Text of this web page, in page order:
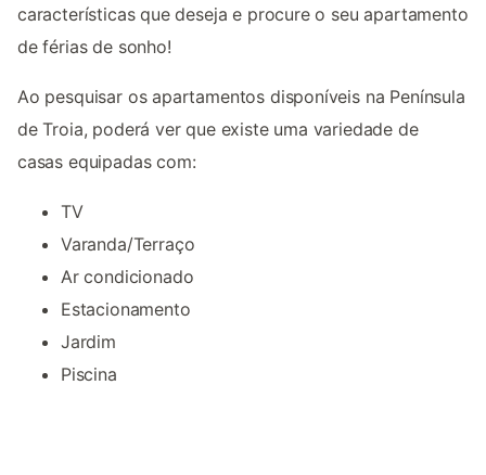
características que deseja e procure o seu apartamento
de férias de sonho!
Ao pesquisar os apartamentos disponíveis na Península
de Troia, poderá ver que existe uma variedade de
casas equipadas com:
TV
Varanda/Terraço
Ar condicionado
Estacionamento
Jardim
Piscina